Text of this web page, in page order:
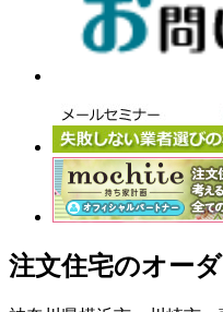
注文住宅のオー